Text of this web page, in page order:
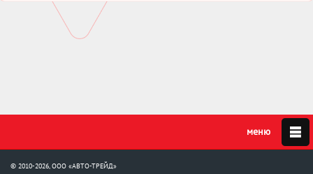
© 2010-2026, ООО «АВТО-ТРЕЙД»